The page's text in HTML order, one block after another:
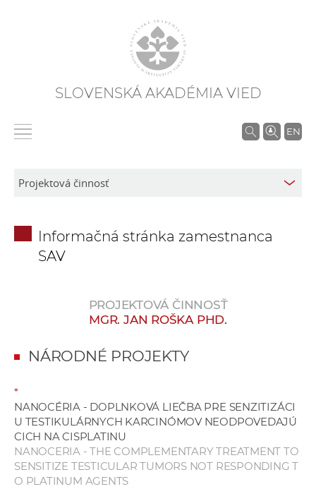
SLOVENSKÁ AKADÉMIA VIED
EN
V
á
c
v
n
Informačná stránka zamestnanca
SAV
PROJEKTOVÁ ČINNOSŤ
MGR. JAN ROŠKA PHD.
NÁRODNÉ PROJEKTY
*
NANOCÉRIA - DOPLNKOVÁ LIEČBA PRE SENZITIZÁCI
U TESTIKULÁRNYCH KARCINÓMOV NEODPOVEDAJÚ
CICH NA CISPLATINU
NANOCERIA - THE COMPLEMENTARY TREATMENT TO
SENSITIZE TESTICULAR TUMORS NOT RESPONDING T
O PLATINUM AGENTS